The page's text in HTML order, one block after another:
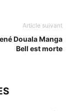
Article suivant
Douala Manga
Bell est morte